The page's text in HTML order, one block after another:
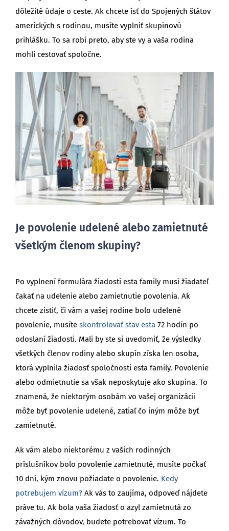
dôležité údaje o ceste. Ak chcete ísť do Spojených štátov
amerických s rodinou, musíte vyplniť skupinovú
prihlášku. To sa robí preto, aby ste vy a vaša rodina
mohli cestovať spoločne.
Je povolenie udelené alebo zamietnuté
všetkým členom skupiny?
Po vyplnení formulára žiadosti esta family musí žiadateľ
čakať na udelenie alebo zamietnutie povolenia. Ak
chcete zistiť, či vám a vašej rodine bolo udelené
povolenie, musíte skontrolovať stav esta72 hodín po
odoslaní žiadosti. Mali by ste si uvedomiť, že výsledky
všetkých členov rodiny alebo skupín získa len osoba,
ktorá vyplnila žiadosť spoločnosti esta family. Povolenie
alebo odmietnutie sa však neposkytuje ako skupina. To
znamená, že niektorým osobám vo vašej organizácii
môže byť povolenie udelené, zatiaľ čo iným môže byť
zamietnuté.
Ak vám alebo niektorému z vašich rodinných
príslušníkov bolo povolenie zamietnuté, musíte počkať
10 dní, kým znovu požiadate o povolenie. Kedy
potrebujem vízum?Ak vás to zaujíma, odpoveď nájdete
práve tu. Ak bola vaša žiadosť o azyl zamietnutá zo
závažných dôvodov, budete potrebovať vízum. To